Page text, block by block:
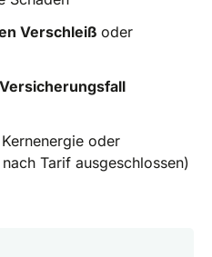
Verschleiß oder
oder
Tarif ausgeschlossen)